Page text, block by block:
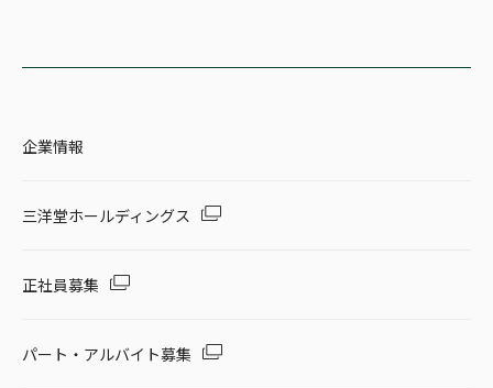
企業情報
三洋堂ホールディングス
正社員募集
パート・アルバイト募集